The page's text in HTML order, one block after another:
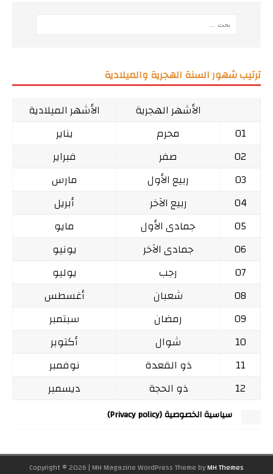
ترتيب شهور السنة الهجرية والميلادية
الأشهر الهجرية
الأشهر الميلادية
01
محرم
يناير
02
صفر
فبراير
03
ربيع الأول
مارس
04
ربيع الآخر
أبريل
05
جمادى الأول
مايو
06
جمادى الآخر
يونيو
07
رجب
يوليو
08
شعبان
أغسطس
09
رمضان
سبتمبر
10
شوال
أكتوبر
11
ذو القعدة
نوفمبر
12
ذو الحجة ديسمبر
سياسية الخصوصية (Privacy policy)
Copyright © 2026 | MH Magazine WordPress Theme byMH Themes